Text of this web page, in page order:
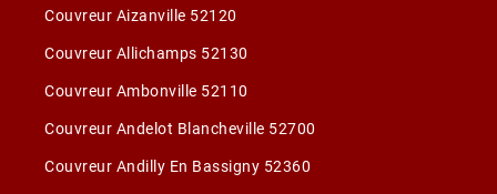
Couvreur Aizanville 52120
Couvreur Allichamps 52130
Couvreur Ambonville 52110
Couvreur Andelot Blancheville 52700
Couvreur Andilly En Bassigny 52360